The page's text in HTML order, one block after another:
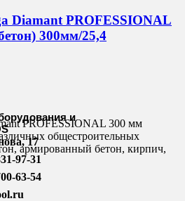
Diamant PROFESSIONAL
300мм/25,4
PROFESSIONAL 300 мм
общестроительных
армированный бетон, кирпич,
и
17
97-31
63-54